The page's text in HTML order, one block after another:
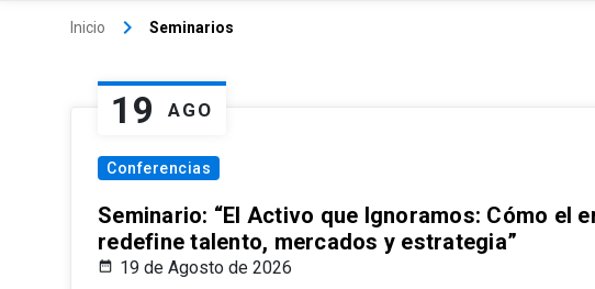
Inicio keyboard_arrow_right Seminarios
19 AGO
Conferencias
Seminario: “El Activo que Ignoramos: Cómo el
redefine talento, mercados y estrategia”
19 de Agosto de 2026